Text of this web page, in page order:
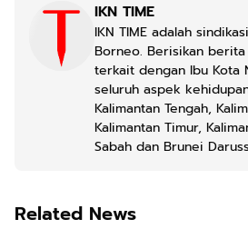
IKN TIME
IKN TIME adalah
Borneo. Berisikan
terkait dengan Ibu Kota
seluruh aspek
Kalimantan Tengah,
Kalimantan Timur,
Sabah dan Brunei
Related News